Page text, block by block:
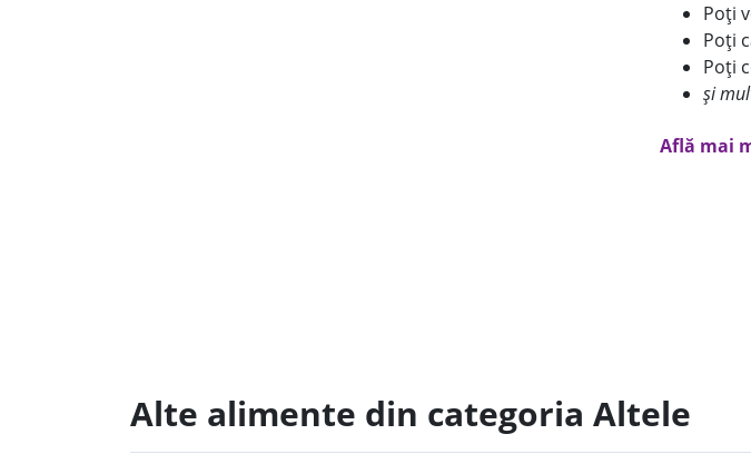
Poți
Poți
Poți
și
Află mai
Alte alimente din categoria Altele